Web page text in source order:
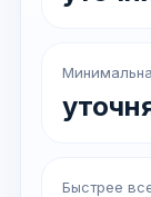
Быстрее